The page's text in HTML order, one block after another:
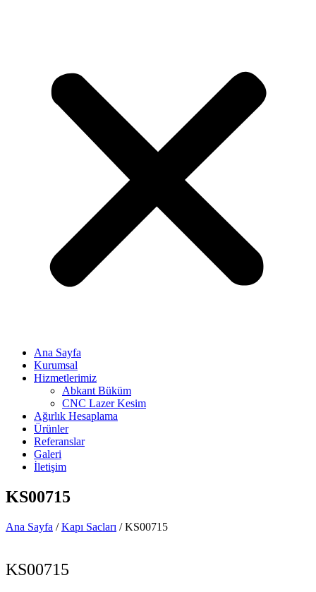
Ana Sayfa
Kurumsal
Hizmetlerimiz
Abkant Büküm
CNC Lazer Kesim
Ağırlık Hesaplama
Ürünler
Referanslar
Galeri
İletişim
KS00715
Ana Sayfa /Kapı Sacları / KS00715
KS00715